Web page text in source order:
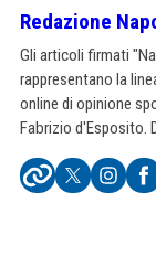
Redazione
Gli articoli firmati
rappresentano la
online di opinione
Fabrizio d'Esposito.